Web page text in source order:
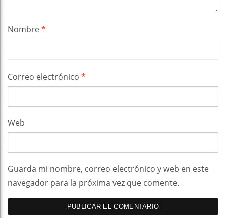
Nombre*
Correo electrónico *
Web
Guarda mi nombre, correo electrónico y web en este
navegador para la próxima vez que comente.